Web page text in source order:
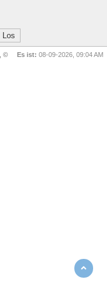
Es ist: 08-09-2026, 09:04 AM
, ©